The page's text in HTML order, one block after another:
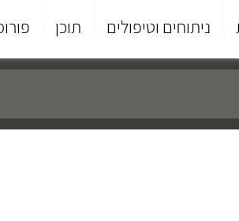
ניתוחים וטיפולים תוכן